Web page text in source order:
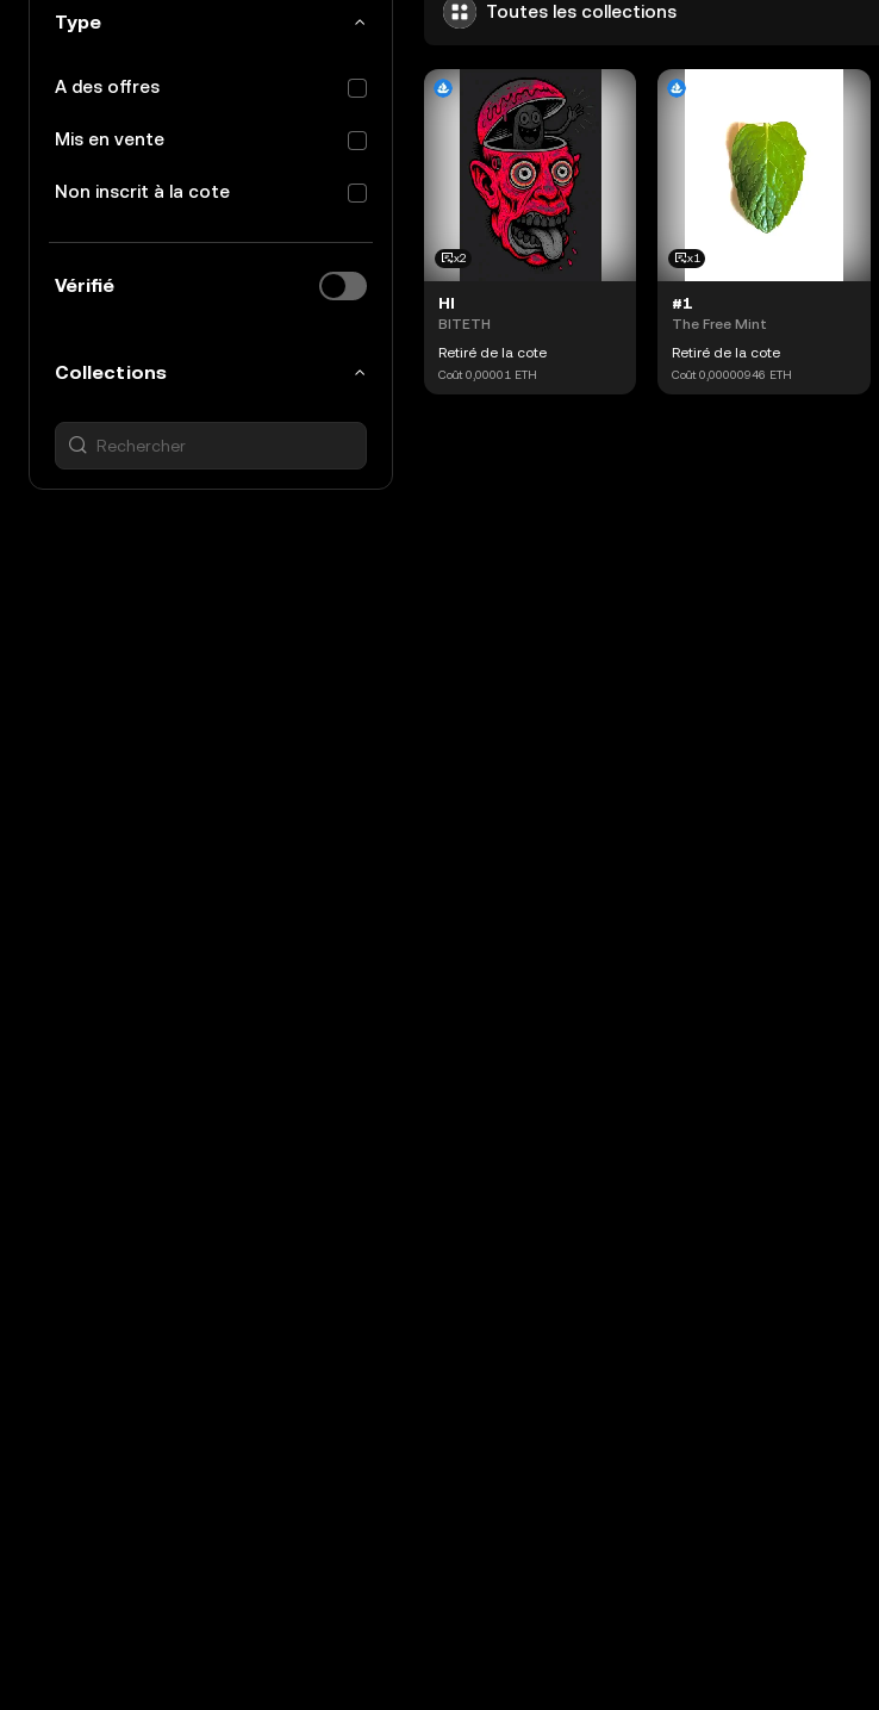
Type
A des offres
Mis en vente
Non inscrit à la cote
Vérifié
Collections
Toutes les collections
x2
HI
BITETH
Retiré de la cote
Coût 0,00001 ETH
x1
#1
The Free Mint
Retiré de la cote
Coût 0,00000946 ETH